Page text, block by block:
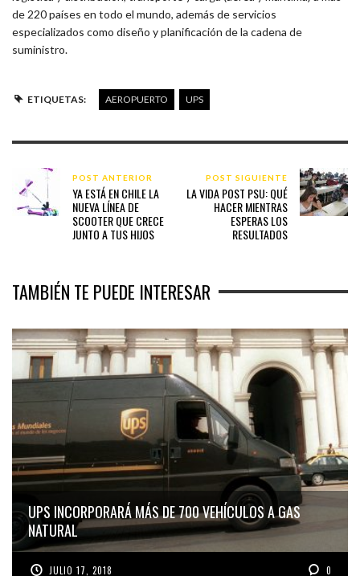
de 220 países en todo el mundo, además de servicios
especializados como diseño y planificación de la cadena de
suministro.
ETIQUETAS: AEROPUERTO UPS
POST ANTERIOR
YA ESTÁ EN CHILE LA
NUEVA LÍNEA DE
SCOOTER QUE CRECE
JUNTO A TUS HIJOS
POST SIGUIENTE
LA VIDA POST PSU: QUÉ
HACER MIENTRAS
ESPERAS LOS
RESULTADOS
TAMBIÉN TE PUEDE INTERESAR
UPS INCORPORARÁ MÁS DE 700 VEHÍCULOS A GAS
NATURAL
JULIO 17, 2018 0